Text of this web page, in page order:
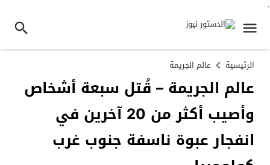
.
الرئيسية عالم الجريمة
عالم الجريمة – قُتل سبعة أشخاص
وأصيب أكثر من 20 آخرين في
انفجار عبوة ناسفة جنوب غرب